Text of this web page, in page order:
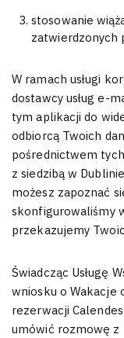
stosowanie
zatwierdzonych
W ramach usługi
dostawcy usług e-
tym aplikacji do
odbiorcą Twoich
pośrednictwem
z siedzibą w
możesz zapoznać
skonfigurowaliśmy
przekazujemy
Świadcząc Usługę
wniosku o Wakacje
rezerwacji
umówić rozmowę z